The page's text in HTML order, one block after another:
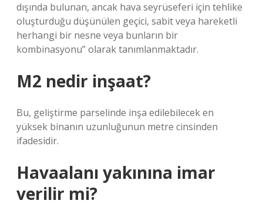
dışında bulunan, ancak hava seyrüseferi için tehlike
oluşturduğu düşünülen geçici, sabit veya hareketli
herhangi bir nesne veya bunların bir
kombinasyonu” olarak tanımlanmaktadır.
M2 nedir inşaat?
Bu, geliştirme parselinde inşa edilebilecek en
yüksek binanın uzunluğunun metre cinsinden
ifadesidir.
Havaalanı yakınına imar
verilir mi?